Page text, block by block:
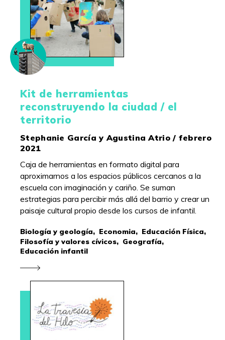
Kit de herramientas
reconstruyendo la ciudad / el
territorio
Stephanie García y Agustina Atrio / febrero
2021
Caja de herramientas en formato digital para
aproximarnos a los espacios públicos cercanos a la
escuela con imaginación y cariño. Se suman
estrategias para percibir más allá del barrio y crear un
paisaje cultural propio desde los cursos de infantil.
Biología y geología, Economia, Educación Física,
Filosofía y valores cívicos, Geografía,
Educación infantil